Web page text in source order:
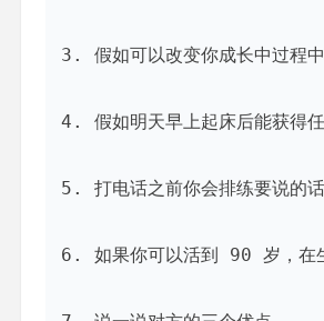
3. 假如可以改变你成长中过程
4. 假如明天早上起床后能获得
5. 打电话之前你会排练要说的
6. 如果你可以活到 90 岁，在